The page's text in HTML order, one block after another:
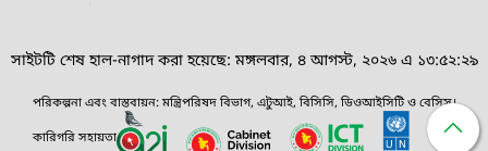
সাইটটি শেষ হাল-নাগাদ করা হয়েছে: মঙ্গলবার, ৪ আগস্ট, ২০২৬ এ ১৩:৫২:২৯
পরিকল্পনা এবং বাস্তবায়ন: মন্ত্রিপরিষদ বিভাগ, এটুআই, বিসিসি, ডিওআইসিটি ও বেসিস।
কারিগরি সহায়তা